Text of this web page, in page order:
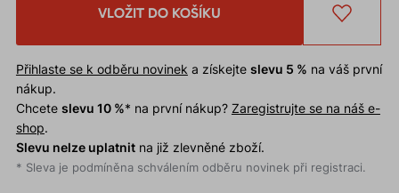
VLOŽIT DO KOŠÍKU
Přihlaste se k odběru novinek a získejte slevu 5 % na váš první
nákup.
Chcete slevu 10 %* na první nákup? Zaregistrujte se na náš e-
shop.
Slevu nelze uplatnitna již zlevněné zboží.
* Sleva je podmíněna schválením odběru novinek při registraci.